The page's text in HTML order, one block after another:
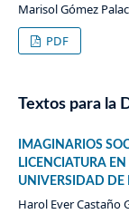
Marisol Gómez
PDF
Textos para la
IMAGINARIOS
LICENCIATURA
UNIVERSIDAD DE
Harol Ever Castaño